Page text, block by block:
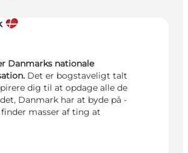
Danmarks nationale
Det er bogstaveligt talt
dig til at opdage alle de
Danmark har at byde på -
masser af ting at